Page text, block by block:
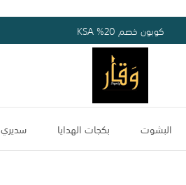
كوبون خصم 20% KSA
البشوت بكجات الهدايا سديري